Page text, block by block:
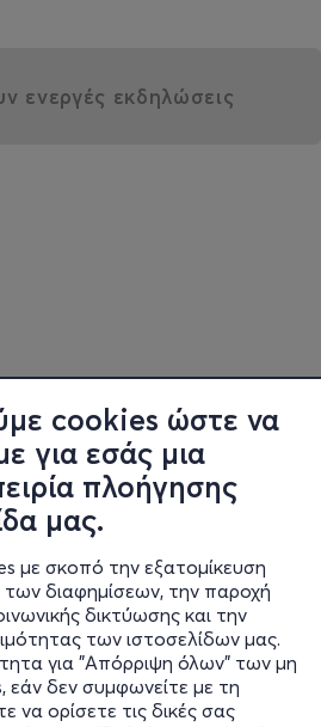
cookies ώστε να
για εσάς μια
πλοήγησης
μας.
με σκοπό την εξατομίκευση
των διαφημίσεων, την παροχή
δικτύωσης και την
των ιστοσελίδων μας.
για "Απόρριψη όλων" των μη
δεν συμφωνείτε με τη
να ορίσετε τις δικές σας
ενεργές εκδηλώσεις